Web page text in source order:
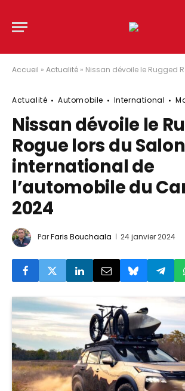
Accueil » Actualité » Nissan dévoile le Rugged Rogue lors du Salon
Actualité Automobile International
Nissan dévoile le
Rogue lors du Salon
international de
l’automobile du
2024
ParFaris Bouchaala 24 janvier 2024